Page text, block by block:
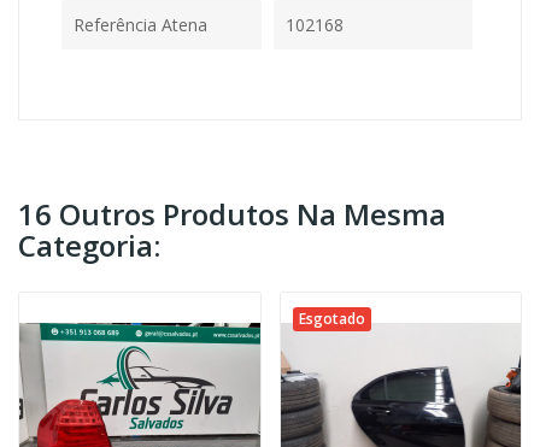
Referência Atena 102168
16 Outros Produtos Na Mesma
Categoria:
Esgotado